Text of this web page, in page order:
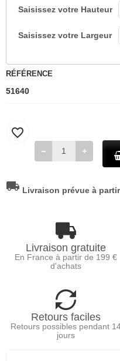
Saisissez votre Hauteur
Saisissez votre Largeur
RÉFÉRENCE
51640
favorite_border
local_shipping Livraison prévue à
Livraison gratuite
En France à partir de 199 €
d'achats
Retours faciles
Retours possibles pendant
jours